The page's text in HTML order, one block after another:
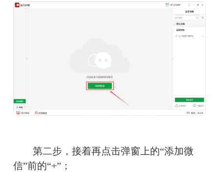
第二步，接着再点击弹窗上的“添加微
信”前的“+”；